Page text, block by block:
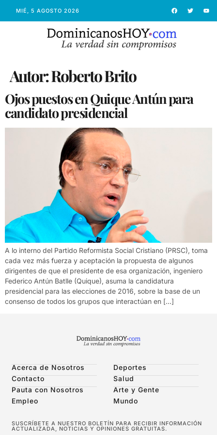
MIÉ, 5 AGOSTO 2026
Autor:Roberto Brito
Ojos puestos en Quique Antún para
candidato presidencial
A lo interno del Partido Reformista Social Cristiano (PRSC), toma
cada vez más fuerza y aceptación la propuesta de algunos
dirigentes de que el presidente de esa organización, ingeniero
Federico Antún Batlle (Quique), asuma la candidatura
presidencial para las elecciones de 2016, sobre la base de un
consenso de todos los grupos que interactúan en […]
Acerca de Nosotros
Contacto
Pauta con Nosotros
Empleo
Deportes
Salud
Arte y Gente
Mundo
SUSCRÍBETE A NUESTRO BOLETÍN PARA RECIBIR INFORMACIÓN
ACTUALIZADA, NOTICIAS Y OPINIONES GRATUITAS.